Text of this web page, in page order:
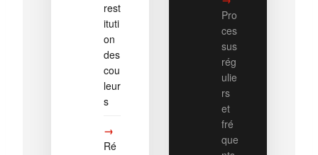
rest
ituti
on
des
cou
leur
s
Ré
Pro
ces
sus
rég
ulie
rs
et
fré
que